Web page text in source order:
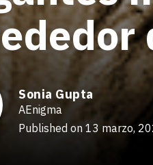
Sonia Gupta
AEnigma
Published on 13 marzo,